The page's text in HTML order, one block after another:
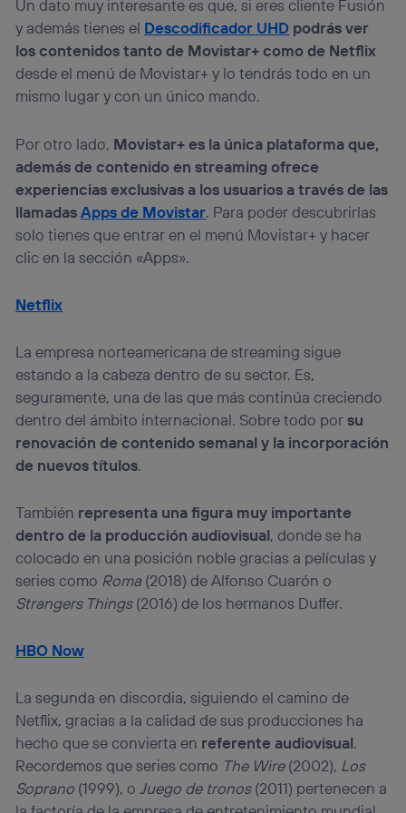
Un dato muy interesante es que, si eres cliente Fusión
y además tienes el Descodificador UHD podrás ver
los contenidos tanto de Movistar+ como de Netflix
desde el menú de Movistar+ y lo tendrás todo en un
mismo lugar y con un único mando.
Por otro lado, Movistar+ es la única plataforma que,
además de contenido en streaming ofrece
experiencias exclusivas a los usuarios a través de las
llamadasApps de Movistar. Para poder descubrirlas
solo tienes que entrar en el menú Movistar+ y hacer
clic en la sección «Apps».
Netflix
La empresa norteamericana de streaming sigue
estando a la cabeza dentro de su sector. Es,
seguramente, una de las que más continúa creciendo
dentro del ámbito internacional. Sobre todo porsu
renovación de contenido semanal y la incorporación
de nuevos títulos.
También representa una figura muy importante
dentro de la producción audiovisual, donde se ha
colocado en una posición noble gracias a películas y
series como Roma(2018) de Alfonso Cuarón o
Strangers Things(2016) de los hermanos Duffer.
HBO Now
La segunda en discordia, siguiendo el camino de
Netflix, gracias a la calidad de sus producciones ha
hecho que se convierta en referente audiovisual.
Recordemos que series como The Wire(2002), Los
Soprano (1999), oJuego de tronos(2011) pertenecen a